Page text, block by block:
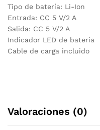
Tipo de batería: Li-Ion
Entrada: CC 5 V/2 A
Salida: CC 5 V/2 A
Indicador LED de batería
Cable de carga incluido
Valoraciones (0)